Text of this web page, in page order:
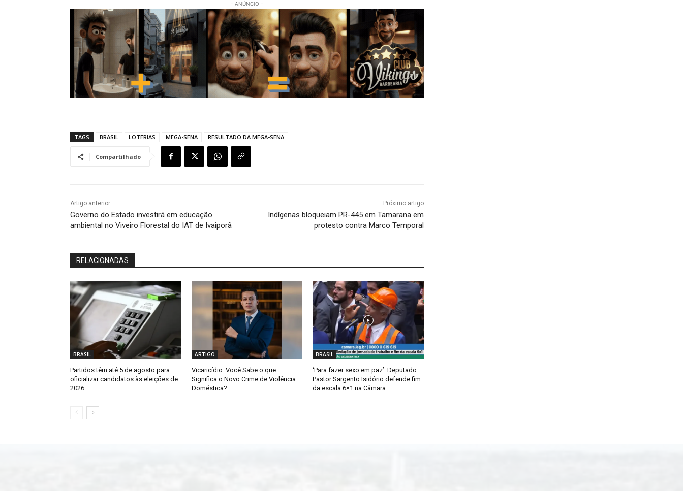
- ANÚNCIO -
TAGS BRASIL LOTERIAS MEGA-SENA RESULTADO DA MEGA-SENA
Compartilhado
Artigo anterior
Governo do Estado investirá em educação
ambiental no Viveiro Florestal do IAT de Ivaiporã
Próximo artigo
Indígenas bloqueiam PR-445 em Tamarana em
protesto contra Marco Temporal
RELACIONADAS
BRASIL
Partidos têm até 5 de agosto para
oficializar candidatos às eleições de
2026
ARTIGO
Vicaricídio: Você Sabe o que
Significa o Novo Crime de Violência
Doméstica?
BRASIL
‘Para fazer sexo em paz’: Deputado
Pastor Sargento Isidório defende fim
da escala 6×1 na Câmara